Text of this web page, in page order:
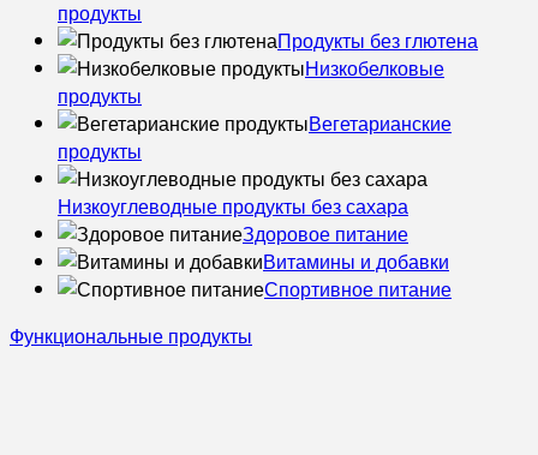
продукты
Продукты без глютена
Низкобелковые
продукты
Вегетарианские
продукты
Низкоуглеводные продукты без сахара
Здоровое питание
Витамины и добавки
Спортивное питание
Функциональные продукты